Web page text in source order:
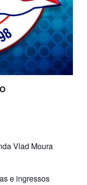
Vlad Moura
e ingressos